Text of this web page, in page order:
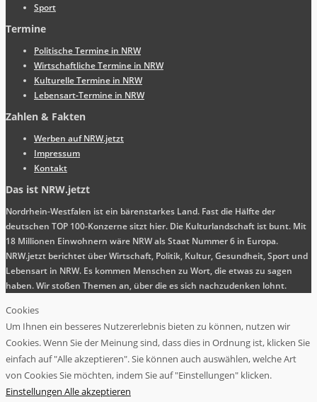
Sport
Termine
Politische Termine in NRW
Wirtschaftliche Termine in NRW
Kulturelle Termine in NRW
Lebensart-Termine in NRW
Zahlen & Fakten
Werben auf NRW.jetzt
Impressum
Kontakt
Das ist NRW.jetzt
Nordrhein-Westfalen ist ein bärenstarkes Land. Fast die Hälfte der
deutschen TOP 100-Konzerne sitzt hier. Die Kulturlandschaft ist bunt. Mit
18 Millionen Einwohnern wäre NRW als Staat Nummer 6 in Europa.
NRW.jetzt berichtet über Wirtschaft, Politik, Kultur, Gesundheit, Sport und
Lebensart in NRW. Es kommen Menschen zu Wort, die etwas zu sagen
haben. Wir stoßen Themen an, über die es sich nachzudenken lohnt.
Cookies
Um Ihnen ein besseres Nutzererlebnis bieten zu können, nutzen wir
Cookies. Wenn Sie der Meinung sind, dass dies in Ordnung ist, klicken Sie
einfach auf "Alle akzeptieren". Sie können auch auswählen, welche Art
von Cookies Sie möchten, indem Sie auf "Einstellungen" klicken.
Einstellungen Alle akzeptieren